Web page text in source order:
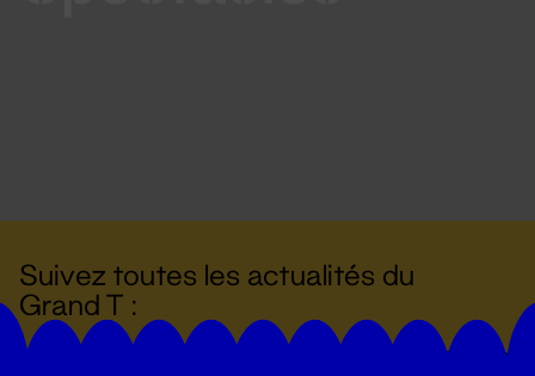
Suivez toutes les actualités du
Grand T :